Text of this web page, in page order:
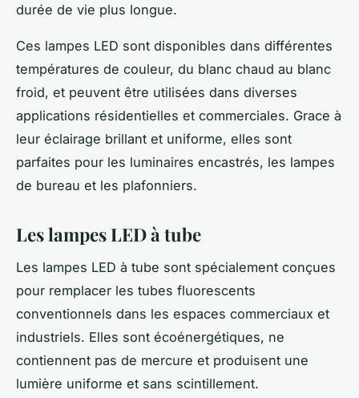
durée de vie plus longue.
Ces lampes LED sont disponibles dans différentes
températures de couleur, du blanc chaud au blanc
froid, et peuvent être utilisées dans diverses
applications résidentielles et commerciales. Grace à
leur éclairage brillant et uniforme, elles sont
parfaites pour les luminaires encastrés, les lampes
de bureau et les plafonniers.
Les lampes LED à tube
Les lampes LED à tube sont spécialement conçues
pour remplacer les tubes fluorescents
conventionnels dans les espaces commerciaux et
industriels. Elles sont écoénergétiques, ne
contiennent pas de mercure et produisent une
lumière uniforme et sans scintillement.